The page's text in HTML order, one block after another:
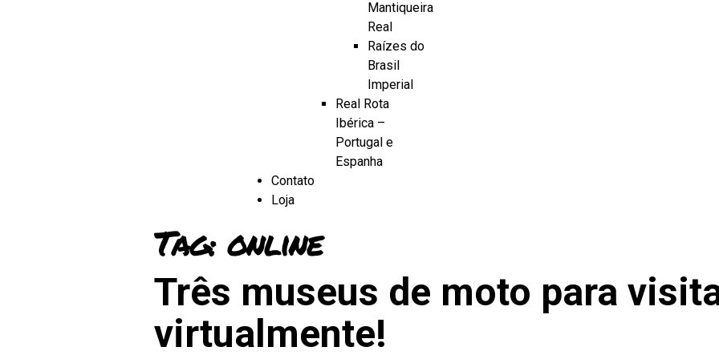
Mantiqueira
Real
Raízes do
Brasil
Imperial
Real Rota
Ibérica –
Portugal e
Espanha
Contato
Loja
Tag: online
Três museus de moto para
virtualmente!